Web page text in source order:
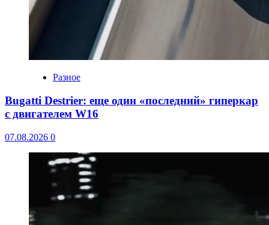
Разное
Bugatti Destrier: еще один «последний» гиперкар
с двигателем W16
07.08.2026 0